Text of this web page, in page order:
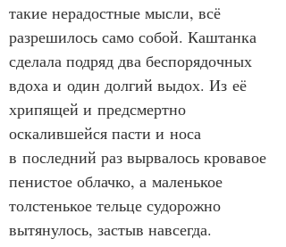
такие нерадостные мысли, всё
разрешилось само собой. Каштанка
сделала подряд два беспорядочных
вдоха и один долгий выдох. Из её
хрипящей и предсмертно
оскалившейся пасти и носа
в последний раз вырвалось кровавое
пенистое облачко, а маленькое
толстенькое тельце судорожно
вытянулось, застыв навсегда.